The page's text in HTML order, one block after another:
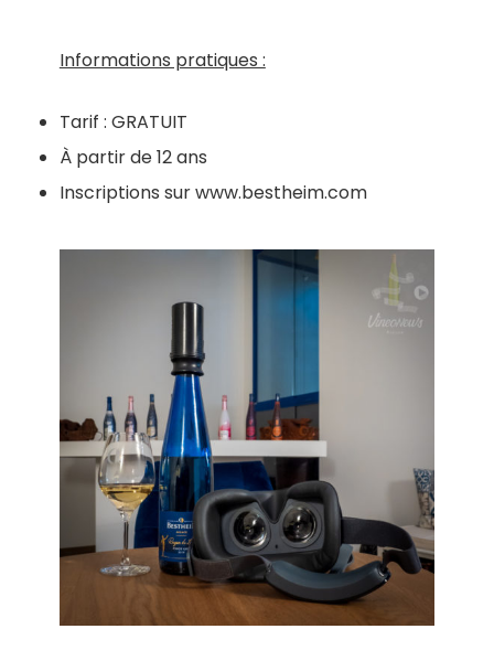
Informations pratiques :
Tarif : GRATUIT
À partir de 12 ans
Inscriptions sur www.bestheim.com